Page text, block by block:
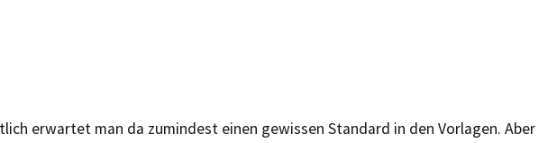
erwartet man da zumindest einen gewissen Standard in den Vorlagen. Aber